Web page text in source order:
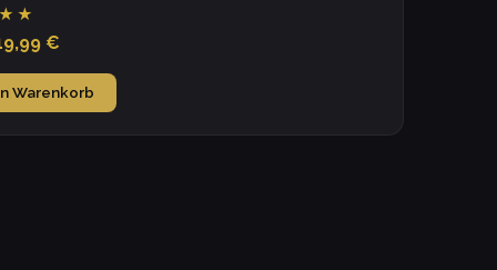
€
Warenkorb